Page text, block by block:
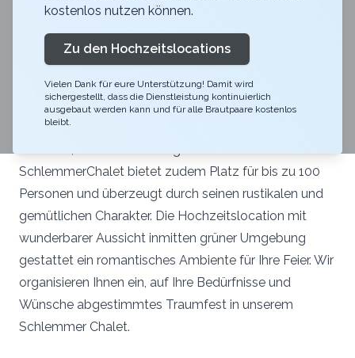
AdelbodenMerkliste Link teilen
Das SchlemmerChalet ist wahrscheinlich auch der
gemütlichste Ort für Ihre Hochzeitsfeier im gesamten
Berner Oberland. An schönen Sommertagen können
wir Ihnen direkt vor unserem Chalet auf der einmaligen
Panorama-Terrasse einen beeindruckenden Aperitif
SchlemmerChalet bietet zudem Platz für bis zu 100
Personen und überzeugt durch seinen rustikalen und
gemütlichen Charakter. Die Hochzeitslocation mit
wunderbarer Aussicht inmitten grüner Umgebung
gestattet ein romantisches Ambiente für Ihre Feier. Wir
organisieren Ihnen ein, auf Ihre Bedürfnisse und
Wünsche abgestimmtes Traumfest in unserem
Schlemmer Chalet.
kostenlos nutzen können.
Zu den Hochzeitslocations
Vielen Dank für eure Unterstützung! Damit wird
sichergestellt, dass die Dienstleistung kontinuierlich
ausgebaut werden kann und für alle Brautpaare kostenlos
bleibt.